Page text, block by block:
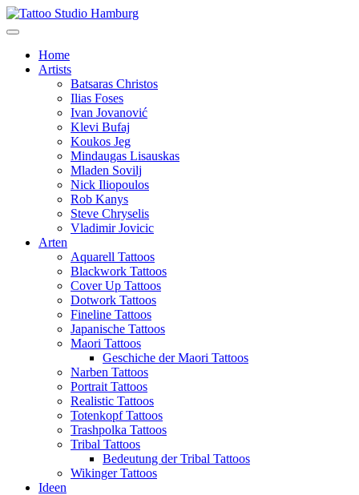
Home
Artists
Batsaras Christos
Ilias Foses
Ivan Jovanović
Klevi Bufaj
Koukos Jeg
Mindaugas Lisauskas
Mladen Sovilj
Nick Iliopoulos
Rob Kanys
Steve Chryselis
Vladimir Jovicic
Arten
Aquarell Tattoos
Blackwork Tattoos
Cover Up Tattoos
Dotwork Tattoos
Fineline Tattoos
Japanische Tattoos
Maori Tattoos
Geschiche der Maori Tattoos
Narben Tattoos
Portrait Tattoos
Realistic Tattoos
Totenkopf Tattoos
Trashpolka Tattoos
Tribal Tattoos
Bedeutung der Tribal Tattoos
Wikinger Tattoos
Ideen